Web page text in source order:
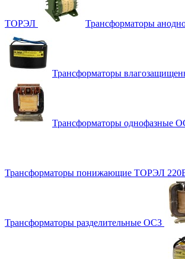
ТОРЭЛ Трансформаторы
Трансформаторы
Трансформаторы однофазные
Трансформаторы понижающие ТОРЭЛ
Трансформаторы разделительные ОСЗ